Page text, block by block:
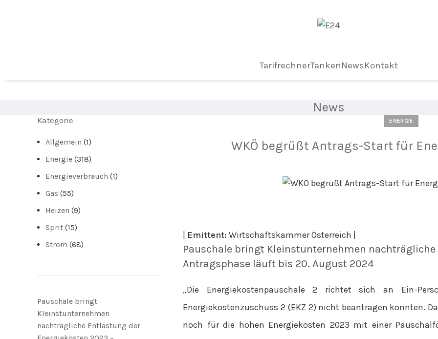
TarifrechnerTankenNewsKontakt
News
ENERGIE
WKÖ begrüßt Antrags-Start für
Emittent: Wirtschaftskammer Österreich |
Pauschale bringt Kleinstunternehmen
Antragsphase läuft bis 20. August 2024
„Die Energiekostenpauschale 2 richtet sich an Ein-
Energiekostenzuschuss 2 (EKZ 2) nicht beantragen konnten.
noch für die hohen Energiekosten 2023 mit einer
Kategorie
Allgemein (1)
Energie (318)
Energieverbrauch (1)
Gas (55)
Heizen (9)
Sprit (15)
Strom (68)
Pauschale bringt
Kleinstunternehmen
nachträgliche Entlastung der